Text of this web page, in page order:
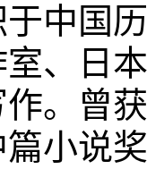
于中国
室、日
作。曾
小说